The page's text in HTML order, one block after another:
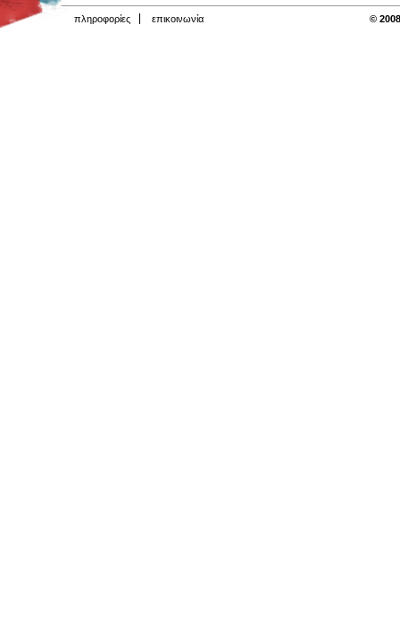
πληροφορίες επικοινωνία ©